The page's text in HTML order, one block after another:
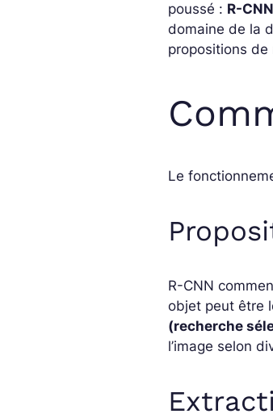
poussé : R-
domaine de la
propositions de
Le
R-CNN
objet peut être
(recherche
l’image selon